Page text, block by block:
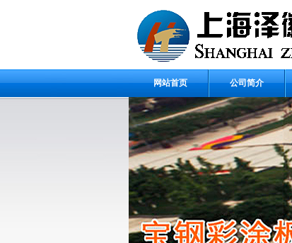
网站首页 公司简介